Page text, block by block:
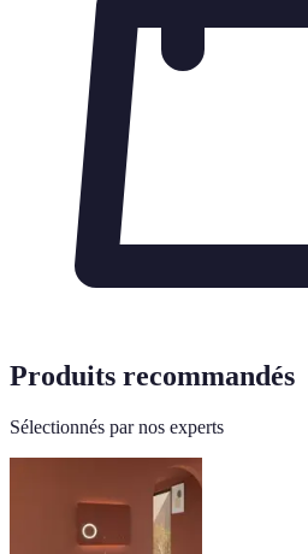
Produits recommandés
Sélectionnés par nos experts